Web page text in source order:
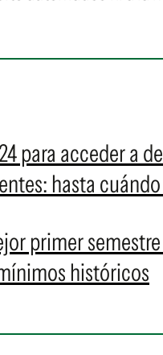
para acceder a
hasta
primer
históricos